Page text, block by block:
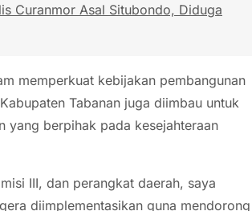
Curanmor Asal Situbondo, Diduga
memperkuat kebijakan pembangunan
Tabanan juga diimbau untuk
yang berpihak pada kesejahteraan
III, dan perangkat daerah, saya
diimplementasikan guna mendorong